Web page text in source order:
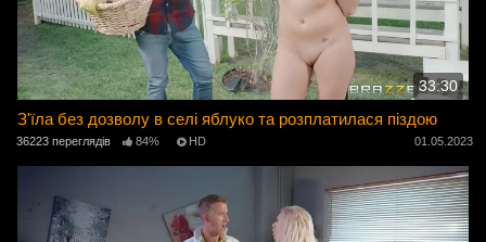
33:30
З'їла без дозволу в селі яблуко та розплатилася піздою
36223 переглядів 84% HD 01.05.2023